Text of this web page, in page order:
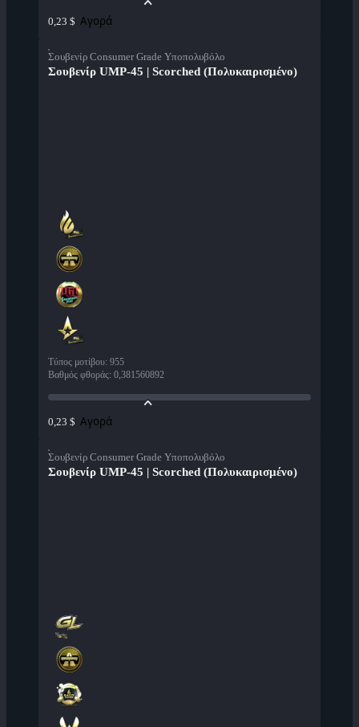
0,23 $ Αγορά
Σουβενίρ Consumer Grade Υποπολυβόλο
Σουβενίρ UMP-45 | Scorched (Πολυκαιρισμένο)
Τύπος μοτίβου: 955
Βαθμός φθοράς: 0,381560892
0,23 $ Αγορά
Σουβενίρ Consumer Grade Υποπολυβόλο
Σουβενίρ UMP-45 | Scorched (Πολυκαιρισμένο)